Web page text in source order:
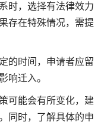
时，选择有法律效力
存在特殊情况，需提
的时间，申请者应留
响迁入。
可能会有所变化，建
同时，了解具体的申